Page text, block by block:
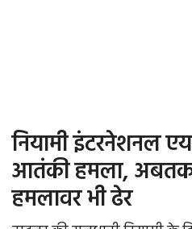
Office Office
Political Gossips
नियामी इंटरनेशनल
आतंकी हमला, अबतक
हमलावर भी ढेर